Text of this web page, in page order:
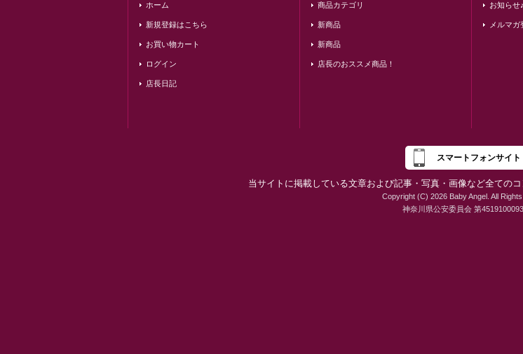
ホーム
新規登録はこちら
お買い物カート
ログイン
店長日記
商品カテゴリ
新商品
新商品
店長のおススメ商品！
お知らせ♪
メルマガ
スマートフォンサイト
当サイトに掲載している文章および記事・写真・画像など全ての
Copyright (C) 2026 Baby Angel. All
神奈川県公安委員会 第